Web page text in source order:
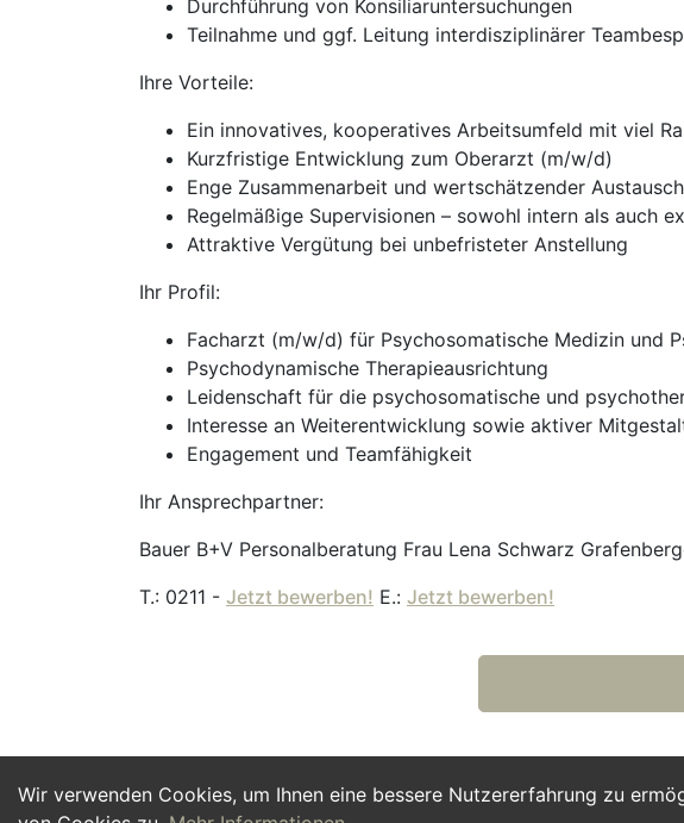
Wir verwenden Cookies, um Ihnen eine bessere Nutzererfahrung zu
Durchführung von Konsiliaruntersuchungen
Teilnahme und ggf. Leitung interdisziplinärer
Ihre Vorteile:
Ein innovatives, kooperatives Arbeitsumfeld mit viel
Kurzfristige Entwicklung zum Oberarzt (m/w/d)
Enge Zusammenarbeit und wertschätzender
Regelmäßige Supervisionen – sowohl intern als auch
Attraktive Vergütung bei unbefristeter Anstellung
Ihr Profil:
Facharzt (m/w/d) für Psychosomatische Medizin und
Psychodynamische Therapieausrichtung
Leidenschaft für die psychosomatische und
Interesse an Weiterentwicklung sowie aktiver
Engagement und Teamfähigkeit
Ihr Ansprechpartner:
Bauer B+V Personalberatung Frau Lena Schwarz
T.: 0211 - Jetzt bewerben! E.: Jetzt bewerben!